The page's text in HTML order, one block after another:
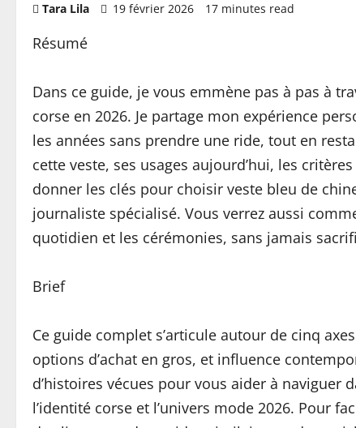
Tara Lila 19 février 2026 17 minutes read
Résumé
Dans ce guide, je vous emmène pas à pas à
corse en 2026. Je partage mon expérience
les années sans prendre une ride, tout en
cette veste, ses usages aujourd’hui, les
donner les clés pour choisir veste bleu de
journaliste spécialisé. Vous verrez aussi
quotidien et les cérémonies, sans jamais
Brief
Ce guide complet s’articule autour de cinq
options d’achat en gros, et influence
d’histoires vécues pour vous aider à
l’identité corse et l’univers mode 2026. Pour